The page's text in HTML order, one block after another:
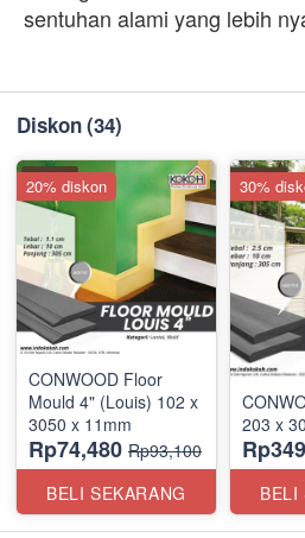
sentuhan alami yang lebih
Diskon(34)
CONWOOD Floor
Mould 4" (Louis) 102 x
3050 x 11mm
Rp74,480 Rp93,100
BELI SEKARANG
20% diskon
203 x
BELI
30%